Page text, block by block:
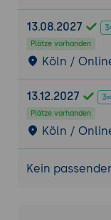
13.08.2027
Plätze vorhanden
Köln /
13.12.2027
Plätze vorhanden
Köln /
Kein